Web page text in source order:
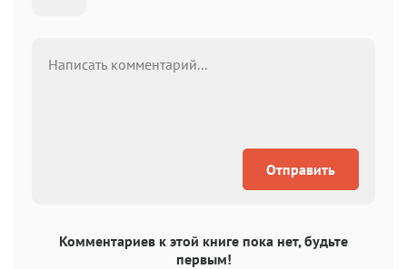
Отправить
Комментариев к этой книге пока нет, будьте
первым!